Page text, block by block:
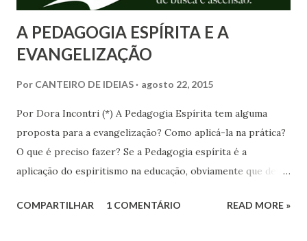
A PEDAGOGIA ESPÍRITA E A
EVANGELIZAÇÃO
Por CANTEIRO DE IDEIAS agosto 22, 2015
Por Dora Incontri (*) A Pedagogia Espírita tem alguma
proposta para a evangelização? Como aplicá-la na prática?
O que é preciso fazer? Se a Pedagogia espírita é a
aplicação do espiritismo na educação, obviamente que deve
Estudemos aqui alguns pontos importantes a respeito do
COMPARTILHAR 1 COMENTÁRIO READ MORE »